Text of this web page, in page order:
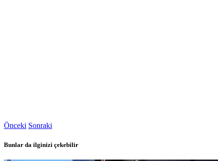
Önceki Sonraki
Bunlar da ilginizi çekebilir